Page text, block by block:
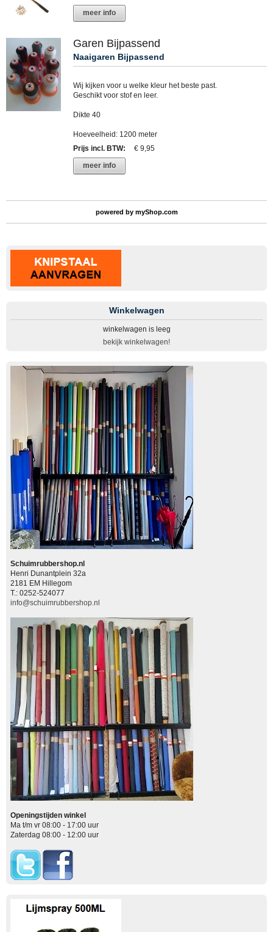
meer info
Garen Bijpassend
Naaigaren Bijpassend
Wij kijken voor u welke kleur het beste past.
Geschikt voor stof en leer.
Dikte 40
Hoeveelheid: 1200 meter
Prijs incl. BTW:
€ 9,95
meer info
powered by myShop.com
Winkelwagen
winkelwagen is leeg
bekijk winkelwagen!
Schuimrubbershop.nl
Henri Dunantplein 32a
2181 EM Hillegom
T.: 0252-524077
info@schuimrubbershop.nl
Openingstijden winkel
Ma t/m vr 08:00 - 17:00 uur
Zaterdag 08:00 - 12:00 uur